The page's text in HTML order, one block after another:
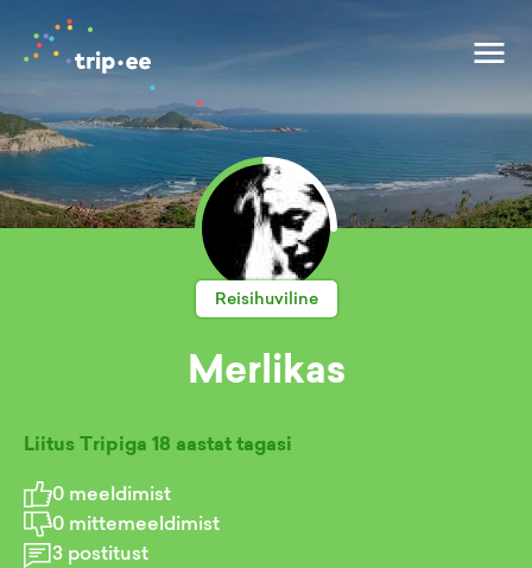
Reisihuviline
Merlikas
Liitus Tripiga 18 aastat tagasi
0 meeldimist
0 mittemeeldimist
3 postitust